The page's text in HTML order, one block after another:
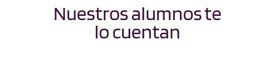
Nuestros alumnos te
lo cuentan